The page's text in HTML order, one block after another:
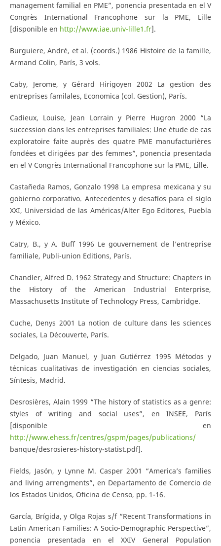
management familial en PME”, ponencia presentada en el V
Congrès International Francophone sur la PME, Lille
[disponible en http://www.iae.univ-lille1.fr].
Burguiere, André, et al. (coords.) 1986 Histoire de la famille,
Armand Colin, París, 3 vols.
Caby, Jerome, y Gérard Hirigoyen 2002 La gestion des
entreprises familales, Economica (col. Gestion), París.
Cadieux, Louise, Jean Lorrain y Pierre Hugron 2000 “La
succession dans les entreprises familiales: Une étude de cas
exploratoire faite auprès des quatre PME manufacturières
fondées et dirigées par des femmes”, ponencia presentada
en el V Congrès International Francophone sur la PME, Lille.
Castañeda Ramos, Gonzalo 1998 La empresa mexicana y su
gobierno corporativo. Antecedentes y desafíos para el siglo
XXI, Universidad de las Américas/Alter Ego Editores, Puebla
y México.
Catry, B., y A. Buff 1996 Le gouvernement de l’entreprise
familiale, Publi-union Editions, París.
Chandler, Alfred D. 1962 Strategy and Structure: Chapters in
the History of the American Industrial Enterprise,
Massachusetts Institute of Technology Press, Cambridge.
Cuche, Denys 2001 La notion de culture dans les sciences
sociales, La Découverte, París.
Delgado, Juan Manuel, y Juan Gutiérrez 1995 Métodos y
técnicas cualitativas de investigación en ciencias sociales,
Síntesis, Madrid.
Desrosières, Alain 1999 “The history of statistics as a genre:
styles of writing and social uses”, en INSEE, París
[disponible en
http://www.ehess.fr/centres/gspm/pages/publications/
banque/desrosieres-history-statist.pdf].
Fields, Jasón, y Lynne M. Casper 2001 “America’s families
and living arrengments”, en Departamento de Comercio de
los Estados Unidos, Oficina de Censo, pp. 1-16.
García, Brígida, y Olga Rojas s/f “Recent Transformations in
Latin American Families: A Socio-Demographic Perspective”,
ponencia presentada en el XXIV General Population